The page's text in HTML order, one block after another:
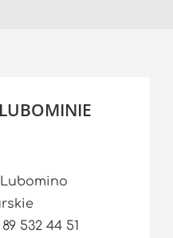
Lubomino
532 44 51